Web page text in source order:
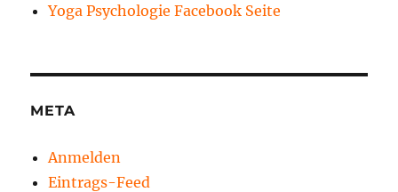
Yoga Psychologie Facebook Seite
META
Anmelden
Eintrags-Feed